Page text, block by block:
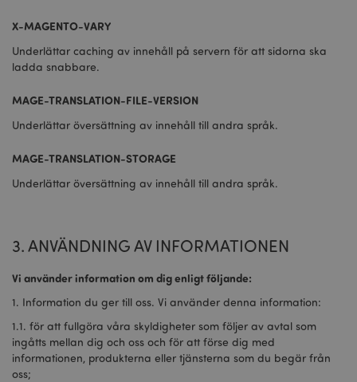
X-MAGENTO-VARY
Underlättar caching av innehåll på servern för att sidorna ska
ladda snabbare.
MAGE-TRANSLATION-FILE-VERSION
Underlättar översättning av innehåll till andra språk.
MAGE-TRANSLATION-STORAGE
Underlättar översättning av innehåll till andra språk.
3. ANVÄNDNING AV INFORMATIONEN
Vi använder information om dig enligt följande:
1. Information du ger till oss. Vi använder denna information:
1.1. för att fullgöra våra skyldigheter som följer av avtal som
ingåtts mellan dig och oss och för att förse dig med
informationen, produkterna eller tjänsterna som du begär från
oss;